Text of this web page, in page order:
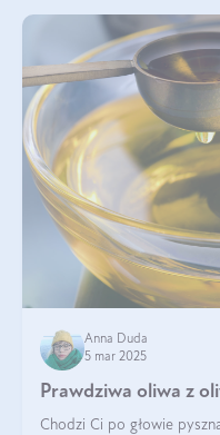
Anna Duda
5 mar 2025
Prawdziwa oliwa z
Chodzi Ci po głowie